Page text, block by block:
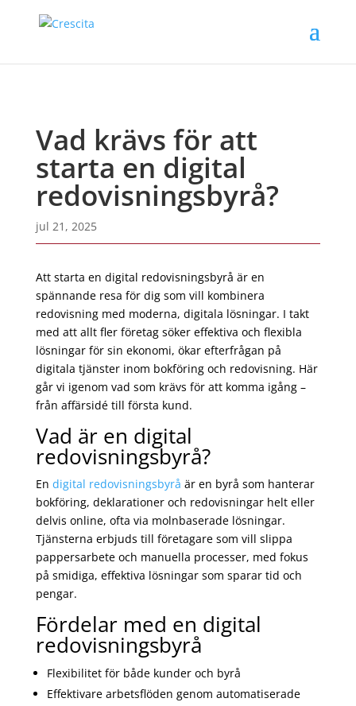
Vad krävs för att
starta en digital
redovisningsbyrå?
jul 21, 2025
Att starta en digital redovisningsbyrå är en
spännande resa för dig som vill kombinera
redovisning med moderna, digitala lösningar. I takt
med att allt fler företag söker effektiva och flexibla
lösningar för sin ekonomi, ökar efterfrågan på
digitala tjänster inom bokföring och redovisning. Här
går vi igenom vad som krävs för att komma igång –
från affärsidé till första kund.
Vad är en digital
redovisningsbyrå?
En digital redovisningsbyrå är en byrå som hanterar
bokföring, deklarationer och redovisningar helt eller
delvis online, ofta via molnbaserade lösningar.
Tjänsterna erbjuds till företagare som vill slippa
pappersarbete och manuella processer, med fokus
på smidiga, effektiva lösningar som sparar tid och
pengar.
Fördelar med en digital
redovisningsbyrå
Flexibilitet för både kunder och byrå
Effektivare arbetsflöden genom automatiserade